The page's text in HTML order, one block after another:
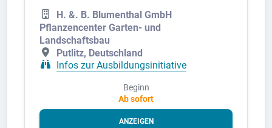
H. &. B. Blumenthal GmbH
Pflanzencenter Garten- und
Landschaftsbau
Putlitz, Deutschland
Infos zur Ausbildungsinitiative
Beginn
Ab sofort
ANZEIGEN